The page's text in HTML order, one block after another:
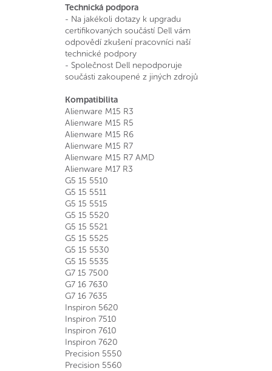
Technická podpora
- Na jakékoli dotazy k upgradu
certifikovaných součástí Dell vám
odpovědí zkušení pracovníci naší
technické podpory
- Společnost Dell nepodporuje
součásti zakoupené z jiných zdrojů
Kompatibilita
Alienware M15 R3
Alienware M15 R5
Alienware M15 R6
Alienware M15 R7
Alienware M15 R7 AMD
Alienware M17 R3
G5 15 5510
G5 15 5511
G5 15 5515
G5 15 5520
G5 15 5521
G5 15 5525
G5 15 5530
G5 15 5535
G7 15 7500
G7 16 7630
G7 16 7635
Inspiron 5620
Inspiron 7510
Inspiron 7610
Inspiron 7620
Precision 5550
Precision 5560